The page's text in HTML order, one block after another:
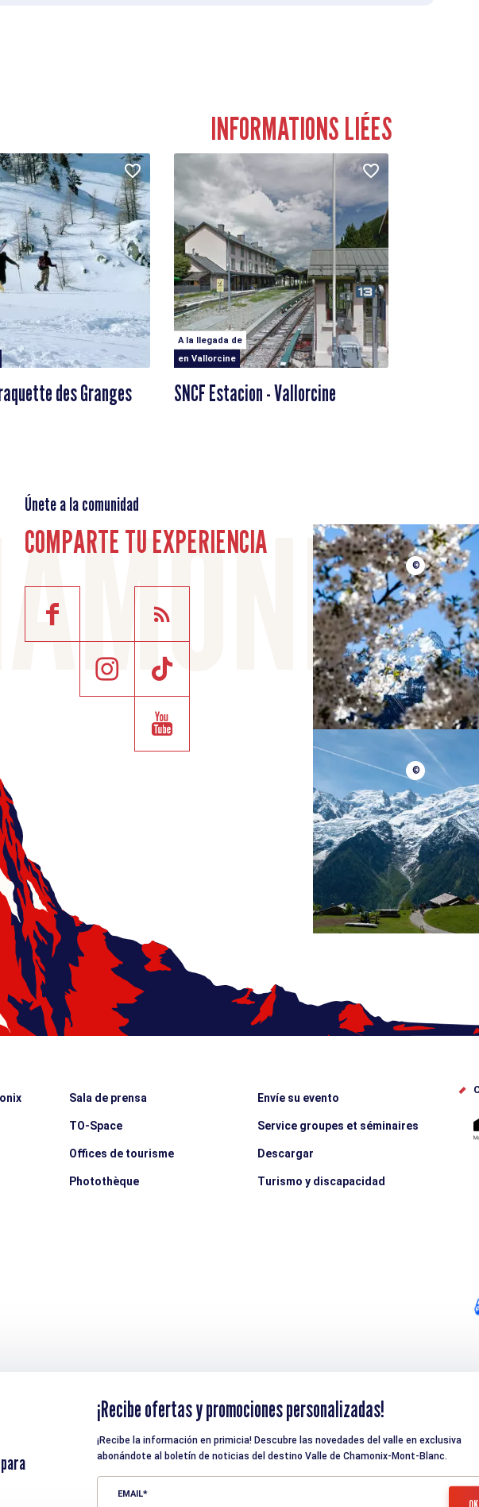
INFORMATIONS LIÉES
des Granges
A la llegada de
en Vallorcine
SNCF Estacion - Vallorcine
Únete a la comunidad
COMPARTE TU EXPERIENCIA
©
©
Sala de prensa
TO-Space
Offices de tourisme
Photothèque
Envíe su evento
Service groupes et séminaires
Descargar
Turismo y discapacidad
¡Recibe ofertas y promociones personalizadas!
¡Recibe la información en primicia! Descubre las novedades del valle en exclusiva
abonándote al boletín de noticias del destino Valle de Chamonix-Mont-Blanc.
EMAIL